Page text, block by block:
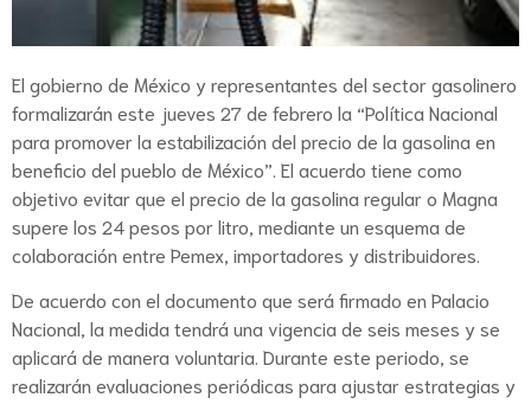
El gobierno de México y representantes del sector gasolinero
formalizarán este jueves 27 de febrero la “Política Nacional
para promover la estabilización del precio de la gasolina en
beneficio del pueblo de México”. El acuerdo tiene como
objetivo evitar que el precio de la gasolina regular o Magna
supere los 24 pesos por litro, mediante un esquema de
colaboración entre Pemex, importadores y distribuidores.
De acuerdo con el documento que será firmado en Palacio
Nacional, la medida tendrá una vigencia de seis meses y se
aplicará de manera voluntaria. Durante este periodo, se
realizarán evaluaciones periódicas para ajustar estrategias y